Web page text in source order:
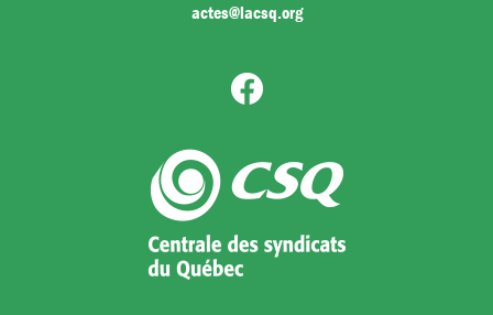
actes@lacsq.org